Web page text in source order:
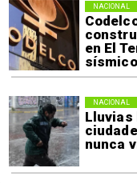
en El
NACIONAL
Lluvias
nunca
NACIONAL